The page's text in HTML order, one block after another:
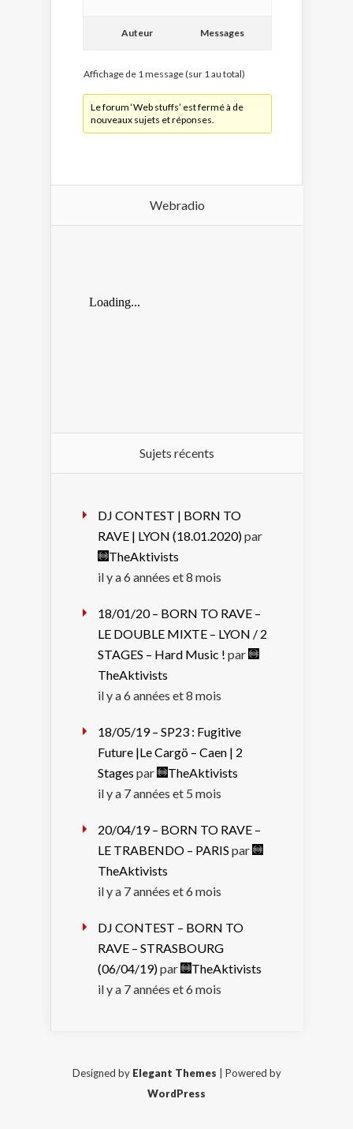
Auteur Messages
Affichage de 1 message (sur 1 au total)
Le forum ‘Web stuffs’ est fermé à de
nouveaux sujets et réponses.
Webradio
Sujets récents
DJ CONTEST | BORN TO
RAVE | LYON (18.01.2020)par
TheAktivists
il y a 6 années et 8 mois
18/01/20 – BORN TO RAVE –
LE DOUBLE MIXTE – LYON / 2
STAGES – Hard Music ! par
TheAktivists
il y a 6 années et 8 mois
18/05/19 – SP23 : Fugitive
Future |Le Cargö – Caen | 2
Stages par
TheAktivists
il y a 7 années et 5 mois
20/04/19 – BORN TO RAVE –
LE TRABENDO – PARIS par
TheAktivists
il y a 7 années et 6 mois
DJ CONTEST – BORN TO
RAVE – STRASBOURG
(06/04/19)par
TheAktivists
il y a 7 années et 6 mois
Designed by Elegant Themes | Powered by
WordPress